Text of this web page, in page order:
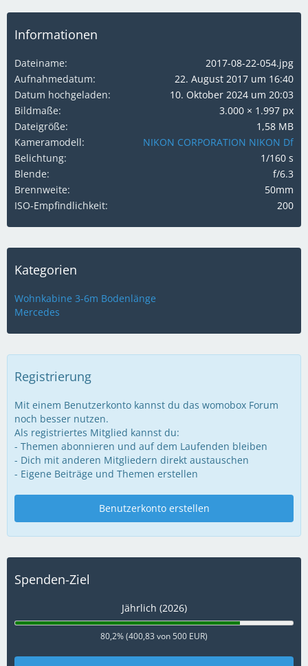
Informationen
Dateiname
2017-08-22-054.jpg
Aufnahmedatum
22. August 2017 um 16:40
Datum hochgeladen
10. Oktober 2024 um 20:03
Bildmaße
3.000 × 1.997 px
Dateigröße
1,58 MB
Kameramodell
NIKON CORPORATION NIKON Df
Belichtung
1/160 s
Blende
f/6.3
Brennweite
50mm
ISO-Empfindlichkeit
200
Kategorien
Wohnkabine 3-6m Bodenlänge
Mercedes
Registrierung
Mit einem Benutzerkonto kannst du das womobox Forum
noch besser nutzen.
Als registriertes Mitglied kannst du:
- Themen abonnieren und auf dem Laufenden bleiben
- Dich mit anderen Mitgliedern direkt austauschen
- Eigene Beiträge und Themen erstellen
Benutzerkonto erstellen
Spenden-Ziel
Jährlich (2026)
80,2% (400,83 von 500 EUR)